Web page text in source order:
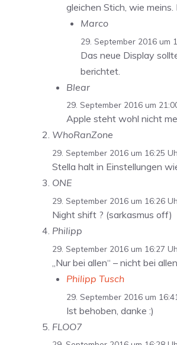
gleichen Stich, wie
Marco
29. September 2016 um
Das neue Display
berichtet.
Blear
29. September 2016 um
Apple steht wohl nicht
WhoRanZone
29. September 2016 um 16:25
Stella halt in Einstellungen
ONE
29. September 2016 um 16:26
Night shift ? (sarkasmus off)
Philipp
29. September 2016 um 16:27
„Nur bei allen“ – nicht bei
Philipp Tusch
29. September 2016 um
Ist behoben, danke :)
FLOO7